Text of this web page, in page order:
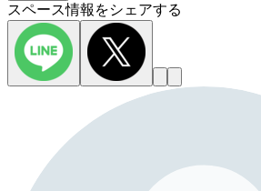
スペース情報をシェアする